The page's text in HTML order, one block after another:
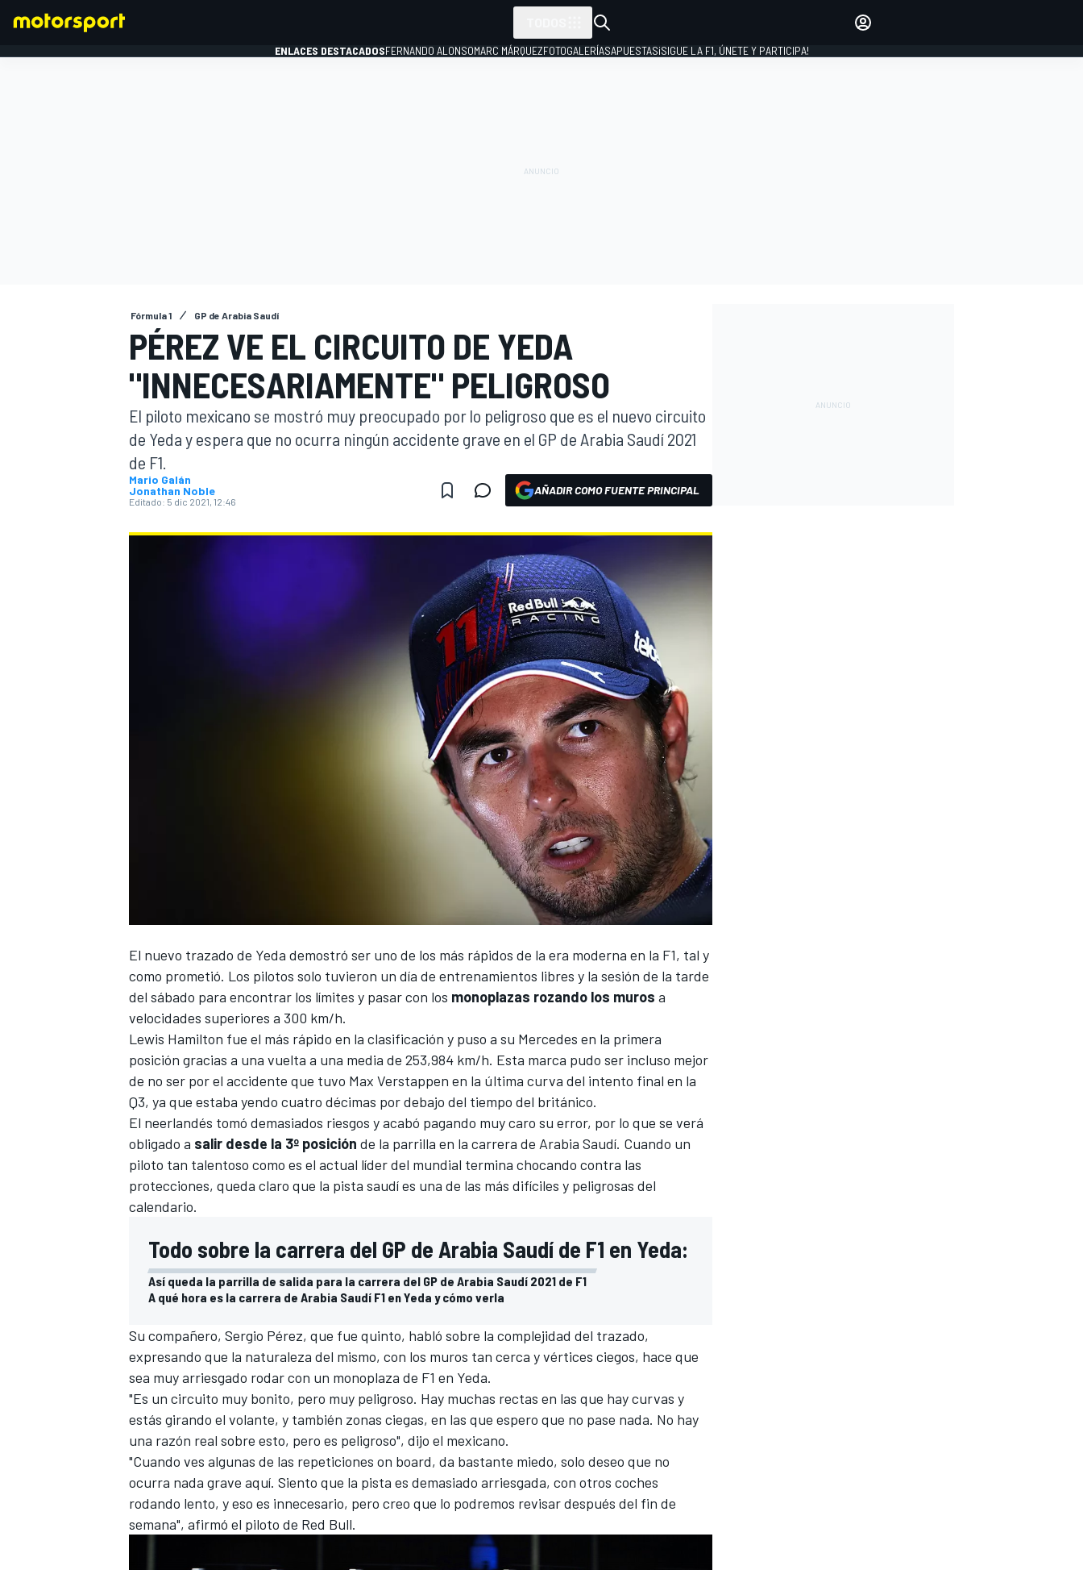
ENLACES DESTACADOSFERNANDO ALONSOMARC MÁRQUEZFOTOGALERÍASAPUESTAS¡SIGUE LA F1, ÚNETE Y PARTICIPA!
Fórmula 1 GP de Arabia Saudí
PÉREZ VE EL CIRCUITO DE YEDA
"INNECESARIAMENTE" PELIGROSO
El piloto mexicano se mostró muy preocupado por lo peligroso que es el nuevo circuito
de Yeda y espera que no ocurra ningún accidente grave en el GP de Arabia Saudí 2021
de F1.
Mario Galán
Jonathan Noble
Editado: 5 dic 2021, 12:46
AÑADIR COMO FUENTE PRINCIPAL
El nuevo trazado de Yeda demostró ser uno de los más rápidos de la era moderna en la F1, tal y
como prometió. Los pilotos solo tuvieron un día de entrenamientos libres y la sesión de la tarde
del sábado para encontrar los límites y pasar con los monoplazas rozando los muros a
velocidades superiores a 300 km/h.
Lewis Hamilton fue el más rápido en la clasificación y puso a su Mercedes en la primera
posición gracias a una vuelta a una media de 253,984 km/h. Esta marca pudo ser incluso mejor
de no ser por el accidente que tuvo Max Verstappen en la última curva del intento final en la
Q3, ya que estaba yendo cuatro décimas por debajo del tiempo del británico.
El neerlandés tomó demasiados riesgos y acabó pagando muy caro su error, por lo que se verá
obligado a salir desde la 3º posición de la parrilla en la carrera de Arabia Saudí. Cuando un
piloto tan talentoso como es el actual líder del mundial termina chocando contra las
protecciones, queda claro que la pista saudí es una de las más difíciles y peligrosas del
calendario.
Todo sobre la carrera del GP de Arabia Saudí de F1 en Yeda:
Así queda la parrilla de salida para la carrera del GP de Arabia Saudí 2021 de F1
A qué hora es la carrera de Arabia Saudí F1 en Yeda y cómo verla
Su compañero, Sergio Pérez, que fue quinto, habló sobre la complejidad del trazado,
expresando que la naturaleza del mismo, con los muros tan cerca y vértices ciegos, hace que
sea muy arriesgado rodar con un monoplaza de F1 en Yeda.
"Es un circuito muy bonito, pero muy peligroso. Hay muchas rectas en las que hay curvas y
estás girando el volante, y también zonas ciegas, en las que espero que no pase nada. No hay
una razón real sobre esto, pero es peligroso", dijo el mexicano.
"Cuando ves algunas de las repeticiones on board, da bastante miedo, solo deseo que no
ocurra nada grave aquí. Siento que la pista es demasiado arriesgada, con otros coches
rodando lento, y eso es innecesario, pero creo que lo podremos revisar después del fin de
semana", afirmó el piloto de Red Bull.